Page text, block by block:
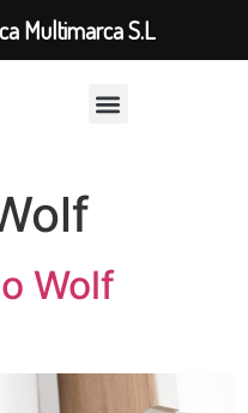
Wolf
Multimarca S.L